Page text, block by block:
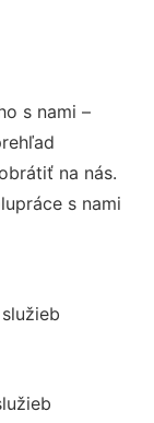
s nami –
na nás.
s nami